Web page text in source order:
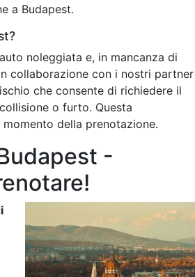
a Budapest.
noleggiata e, in mancanza di
collaborazione con i nostri partner
che consente di richiedere il
o furto. Questa
della prenotazione.
-